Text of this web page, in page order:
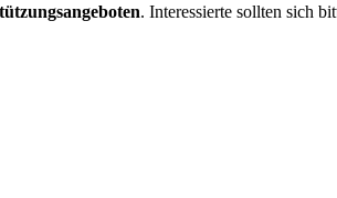
. Interessierte sollten sich